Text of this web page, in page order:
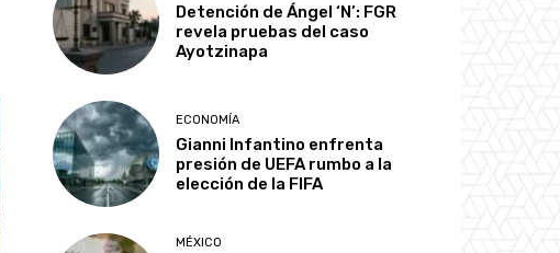
Detención de Ángel ‘N’: FGR
revela pruebas del caso
Ayotzinapa
ECONOMÍA
Gianni Infantino enfrenta
presión de UEFA rumbo a la
elección de la FIFA
MÉXICO